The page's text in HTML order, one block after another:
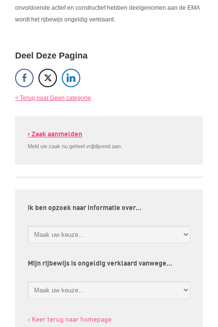
onvoldoende actief en constructief hebben deelgenomen aan de EMA
wordt het rijbewijs ongeldig verklaard.
Deel Deze Pagina
< Terug naar Geen categorie
› Zaak aanmelden
Meld uw zaak nu geheel vrijblijvend aan.
Ik ben opzoek naar informatie over…
Mijn rijbewijs is ongeldig verklaard vanwege…
‹ Keer terug naar homepage